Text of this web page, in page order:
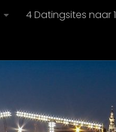
4 Datingsites naar 1